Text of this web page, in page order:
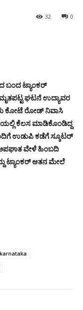
0
32
ಬಂದ ಟ್ಯಾಂಕರ್
ಘಟನೆ ಉದ್ಯಾವರ
ಕೋಟೆ ರೋಡ್ ನಿವಾಸಿ
ಕೆಲಸ ಮಾಡಿಕೊಂಡಿದ್ದ
ಉಡುಪಿ ಕಡೆಗೆ ಸ್ಕೂಟರ್
ವೇಳೆ ಹಿಂಬದಿ
ಟ್ಯಾಂಕರ್ ಆತನ ಮೇಲೆ